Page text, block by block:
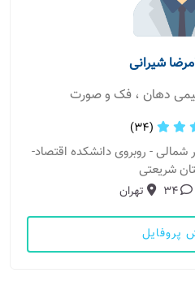
شیرانی
دهان ، فک و صورت
(34)
شمالی - روبروی دانشکده اقتصاد-
شریعتی
34 تهران
پروفایل